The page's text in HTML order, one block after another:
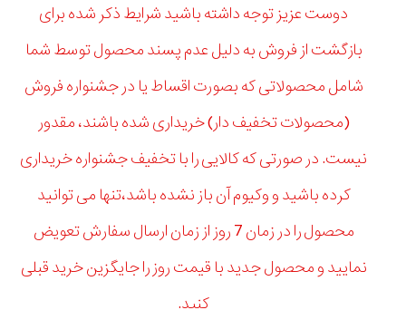
دوست عزیز توجه داشته باشید شرایط ذکر شده برای
بازگشت از فروش به دلیل عدم پسند محصول توسط شما
شامل محصولاتی که بصورت اقساط یا در جشنواره فروش
(محصولات تخفیف دار) خریداری شده باشند، مقدور
نیست. در صورتی که کالایی را با تخفیف جشنواره خریداری
کرده باشید و وکیوم آن باز نشده باشد،تنها می توانید
محصول را در زمان 7 روز از زمان ارسال سفارش تعویض
نمایید و محصول جدید با قیمت روز را جایگزین خرید قبلی
کنید.